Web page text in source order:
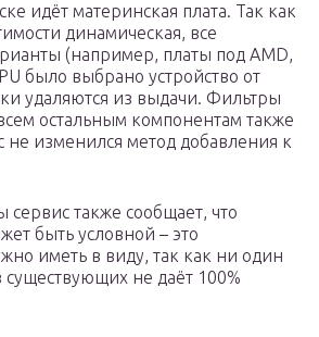
идёт материнская плата. Так как
динамическая, все
(например, платы под AMD,
было выбрано устройство от
удаляются из выдачи. Фильтры
остальным компонентам также
изменился метод добавления к
также сообщает, что
быть условной – это
иметь в виду, так как ни один
не даёт 100%